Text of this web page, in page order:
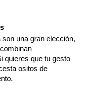
son una gran elección,
quieres que tu gesto
ositos de